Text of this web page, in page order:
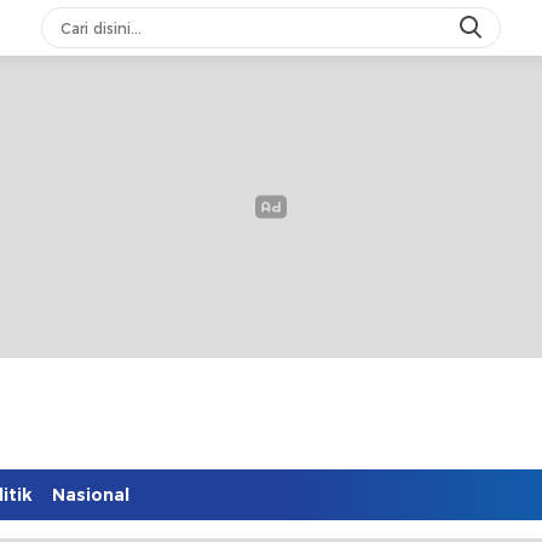
Nasional